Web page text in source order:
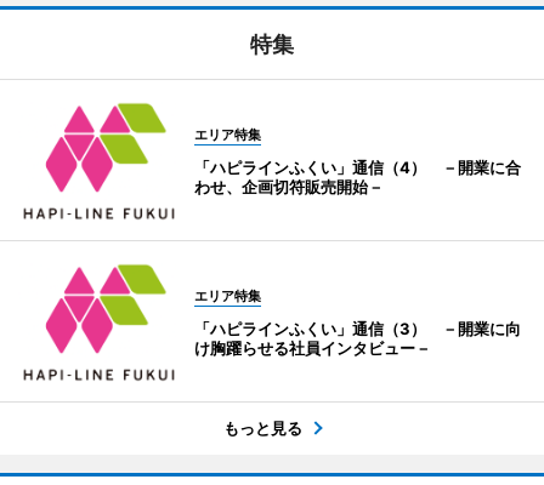
特集
エリア特集
「ハピラインふくい」通信（4） －開業に合
わせ、企画切符販売開始－
エリア特集
「ハピラインふくい」通信（3） －開業に向
け胸躍らせる社員インタビュー－
もっと見る